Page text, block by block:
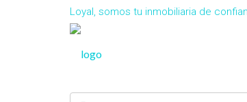
Loyal, somos tu inmobiliaria de